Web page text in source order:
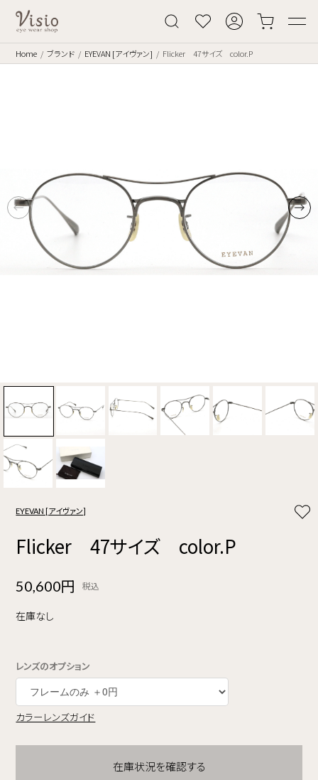
Home ブランド EYEVAN [アイヴァン] Flicker 47サイズ color.P
EYEVAN [アイヴァン]
Flicker 47サイズ color.P
50,600円 税込
在庫なし
レンズのオプション
カラーレンズガイド
在庫状況を確認する